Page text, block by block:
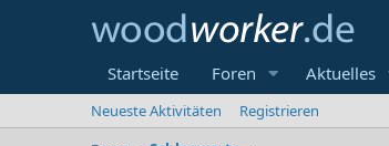
Startseite Foren Aktuelles
Neueste Aktivitäten
Registrieren